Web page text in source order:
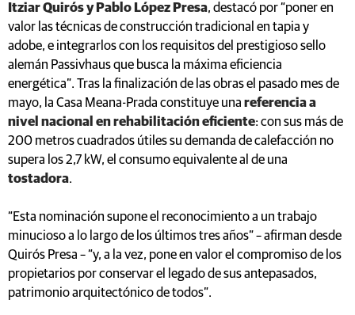
Itziar Quirós y Pablo López Presa, destacó por “poner en
valor las técnicas de construcción tradicional en tapia y
adobe, e integrarlos con los requisitos del prestigioso sello
alemán Passivhaus que busca la máxima eficiencia
energética”. Tras la finalización de las obras el pasado mes de
mayo, la Casa Meana-Prada constituye una referencia a
nivel nacional en rehabilitación eficiente: con sus más de
200 metros cuadrados útiles su demanda de calefacción no
supera los 2,7 kW, el consumo equivalente al de una
tostadora.
“Esta nominación supone el reconocimiento a un trabajo
minucioso a lo largo de los últimos tres años” – afirman desde
Quirós Presa – “y, a la vez, pone en valor el compromiso de los
propietarios por conservar el legado de sus antepasados,
patrimonio arquitectónico de todos”.